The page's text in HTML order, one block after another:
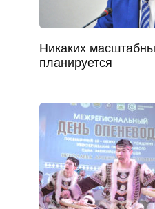
Никаких
планируется